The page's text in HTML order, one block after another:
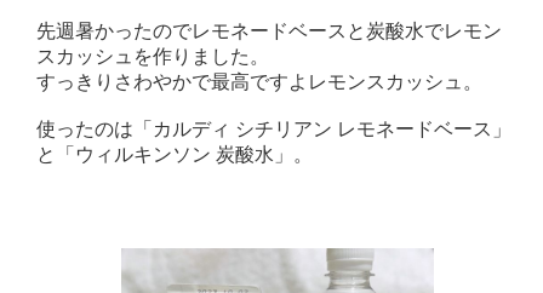
先週暑かったのでレモネードベースと炭酸水でレモン
スカッシュを作りました。
すっきりさわやかで最高ですよレモンスカッシュ。
使ったのは「カルディ シチリアン レモネードベース」
と「ウィルキンソン 炭酸水」。